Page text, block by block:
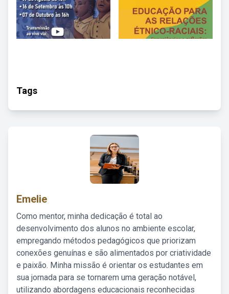
Tags
Emelie
Como mentor, minha dedicação é total ao
desenvolvimento dos alunos no ambiente escolar,
empregando métodos pedagógicos que priorizam
conexões genuínas e são alimentados por criatividade
e paixão. Minha missão é orientar os estudantes em
sua jornada para se tornarem uma geração notável,
utilizando abordagens educacionais reconhecidas